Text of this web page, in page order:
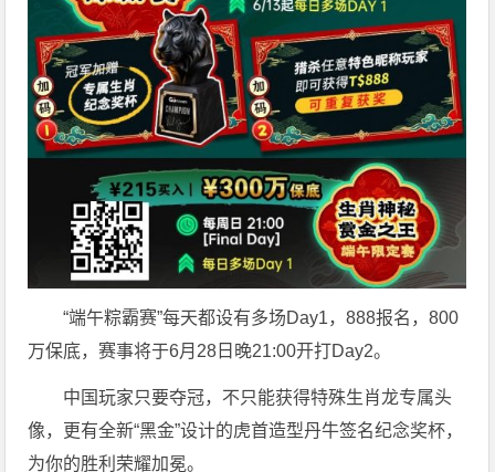
“端午粽霸赛”每天都设有多场Day1，888报名，800
万保底，赛事将于6月28日晚21:00开打Day2。
中国玩家只要夺冠，不只能获得特殊生肖龙专属头
像，更有全新“黑金”设计的虎首造型丹牛签名纪念奖杯，
为你的胜利荣耀加冕。